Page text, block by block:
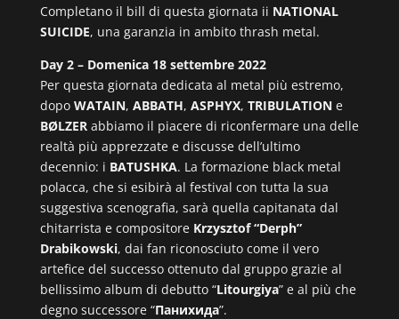
Completano il bill di questa giornata ii NATIONAL
SUICIDE, una garanzia in ambito thrash metal.
Day 2 – Domenica 18 settembre 2022
Per questa giornata dedicata al metal più estremo,
dopo WATAIN, ABBATH, ASPHYX, TRIBULATIONe
BØLZERabbiamo il piacere di riconfermare una delle
realtà più apprezzate e discusse dell’ultimo
decennio: i BATUSHKA. La formazione black metal
polacca, che si esibirà al festival con tutta la sua
suggestiva scenografia, sarà quella capitanata dal
chitarrista e compositore Krzysztof “Derph”
Drabikowski, dai fan riconosciuto come il vero
artefice del successo ottenuto dal gruppo grazie al
bellissimo album di debutto “Litourgiya” e al più che
degno successore “Панихида”.